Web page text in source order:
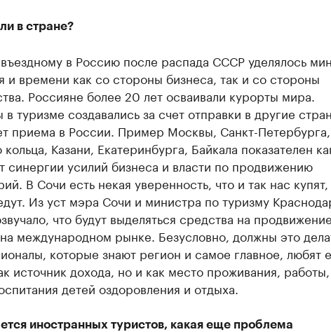
в стране?
в Россию после распада СССР уделялось
и времени как со стороны бизнеса, так и со стороны
Россияне более 20 лет осваивали курорты мира.
в туризме создавались за счет отправки в другие
приема в России. Пример Москвы, Санкт-Петербурга,
кольца, Казани, Екатеринбурга, Байкала показателен
синергии усилий бизнеса и власти по продвижению
В Сочи есть некая уверенность, что и так нас купят,
Из уст мэра Сочи и министра по туризму
что будут выделяться средства на продвижение
международном рынке. Безусловно, должны это
которые знают регион и самое главное, любят
источник дохода, но и как место проживания, работы,
детей оздоровления и отдыха.
иностранных туристов, какая еще проблема